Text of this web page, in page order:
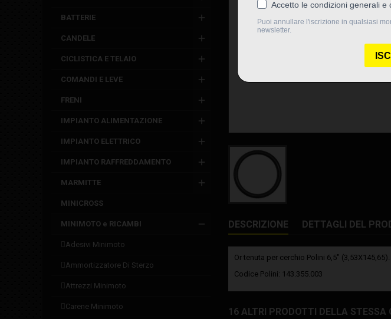
BATTERIE
CANDELE
CICLISTICA E TELAIO
COMANDI E LEVE
FRENI
IMPIANTO ALIMENTAZIONE
IMPIANTO ELETTRICO
IMPIANTO RAFFREDDAMENTO
MARMITTE
MINICROSS
MINIMOTO e RICAMBI
adesivi minimoto
ammortizzatore di sterzo
attrezzi minimoto
carene minimoto
DESCRIZIONE DETTAGLI DEL
Or tenuta per cerchio Polini 6,5" (3,53X145,65).
Codice Polini: 143.355.003
16 ALTRI PRODOTTI DELLA STESSA